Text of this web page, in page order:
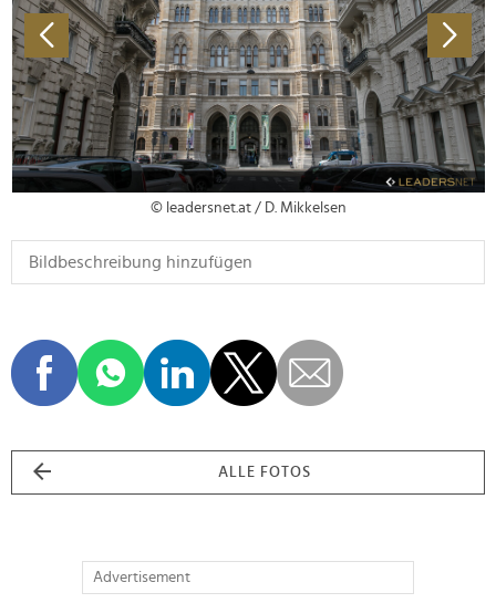
© leadersnet.at / D. Mikkelsen
ALLE FOTOS
Advertisement